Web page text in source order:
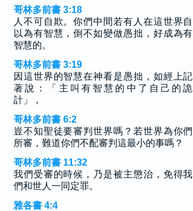
哥林多前書 3:18
人不可自欺。你們中間若有人在這世界自
以為有智慧，倒不如變做愚拙，好成為有
智慧的。
哥林多前書 3:19
因這世界的智慧在神看是愚拙，如經上記
著說：「主叫有智慧的中了自己的詭
計」，
哥林多前書 6:2
豈不知聖徒要審判世界嗎？若世界為你們
所審，難道你們不配審判這最小的事嗎？
哥林多前書 11:32
我們受審的時候，乃是被主懲治，免得我
們和世人一同定罪。
雅各書 4:4